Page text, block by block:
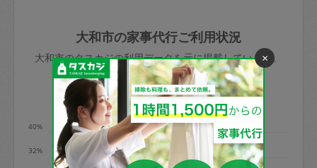
依頼者不在による当日キャンセル＝依頼
金額の100%＋交通費全額
※例：依頼日時／土曜日午前9時開始の場
合、水曜日午前9時以降はキャンセル料が
発生
水曜日9時〜金曜日9時まで＝依頼料金の
50%
きた場合は損害保険の対象外となるので
ご注意ください。
玉、など
あわせてこちらも参照ください：初めて
利用します。注意しなくてはいけない点
はありますか？
大和市の家事代行ご利用状況
大和市のタスカジの利用データを元に掲載しています。
利用の多い曜日は？
32%
40%
×